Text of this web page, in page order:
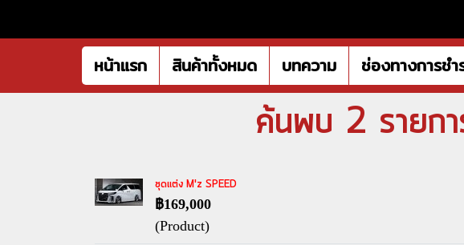
หน้าแรก สินค้าทั้งหมด บทความ ช่องทางการชำ
ค้นพบ 2 รายก
ชุดแต่ง M'z SPEED
฿169,000
(Product)